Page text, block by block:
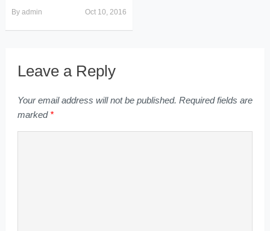
By admin Oct 10, 2016
Leave a Reply
Your email address will not be published. Required fields are
marked *